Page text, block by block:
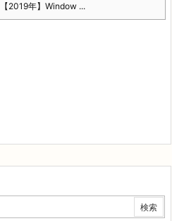
【2019年】Window ...